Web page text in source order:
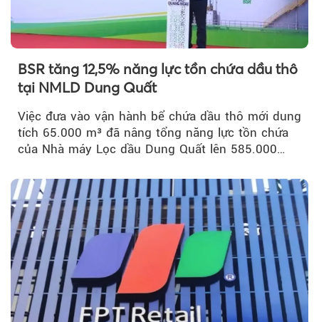
BSR tăng 12,5% năng lực tồn chứa dầu thô
tại NMLD Dung Quất
Việc đưa vào vận hành bể chứa dầu thô mới dung
tích 65.000 m³ đã nâng tổng năng lực tồn chứa
của Nhà máy Lọc dầu Dung Quất lên 585.000